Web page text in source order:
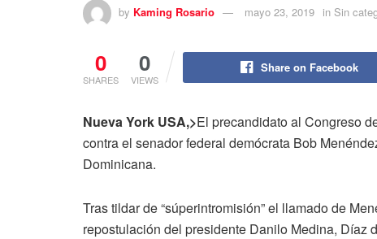
by Kaming Rosario mayo 23, 2019 in Sin
0
SHARES
0
VIEWS
Share on Facebook
Nueva York USA,>El precandidato al Congreso
contra el senador federal demócrata Bob
Dominicana.
Tras tildar de “súperintromisión” el llamado de
repostulación del presidente Danilo Medina, Díaz